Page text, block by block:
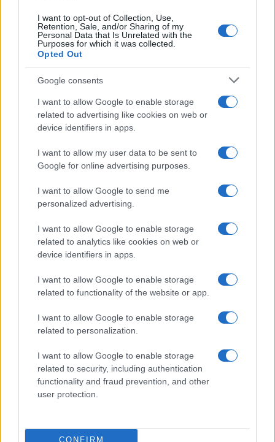
I want to opt-out of Collection, Use,
Retention, Sale, and/or Sharing of my
Personal Data that Is Unrelated with the
Purposes for which it was collected.
Opted Out
Google consents
I want to allow Google to enable storage
related to advertising like cookies on web or
device identifiers in apps.
I want to allow my user data to be sent to
Google for online advertising purposes.
I want to allow Google to send me
personalized advertising.
I want to allow Google to enable storage
related to analytics like cookies on web or
device identifiers in apps.
I want to allow Google to enable storage
related to functionality of the website or app.
I want to allow Google to enable storage
related to personalization.
I want to allow Google to enable storage
related to security, including authentication
functionality and fraud prevention, and other
user protection.
CONFIRM
Ristorante distrutto dalle fiamme a La
Maddalena, incendio a Monti d’à rena
Le previsioni meteo per il weekend a Olbia e in
Gallura
Michelle Hunziker in Gallura, bella anche dal
vivo: un amico vip svela come fa
Calangianus, dopo le polemiche il centro
Mario Malu
Paolo Pinna